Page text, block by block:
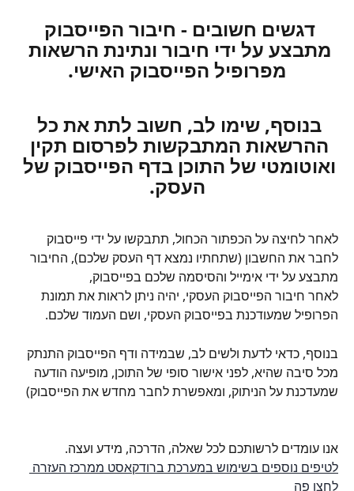
דגשים חשובים - חיבור הפייסבוק
מתבצע על ידי חיבור ונתינת הרשאות
מפרופיל הפייסבוק האישי.
בנוסף, שימו לב, חשוב לתת את כל
ההרשאות המתבקשות לפרסום תקין
ואוטומטי של התוכן בדף הפייסבוק של
העסק.
לאחר לחיצה על הכפתור הכחול, תתבקשו על ידי פייסבוק
לחבר את החשבון (שתחתיו נמצא דף העסק שלכם), החיבור
מתבצע על ידי אימייל והסיסמה שלכם בפייסבוק,
לאחר חיבור הפייסבוק העסקי, יהיה ניתן לראות את תמונת
הפרופיל שמעודכנת בפייסבוק העסקי, ושם העמוד שלכם.
בנוסף, כדאי לדעת ולשים לב, שבמידה ודף הפייסבוק התנתק
מכל סיבה שהיא, לפני אישור סופי של התוכן, מופיעה הודעה
שמעדכנת על הניתוק, ומאפשרת לחבר מחדש את הפייסבוק)
אנו עומדים לרשותכם לכל שאלה, הדרכה, מידע ועצה.
לטיפים נוספים בשימוש במערכת ברודקאסט ממרכז העזרה
לחצו פה